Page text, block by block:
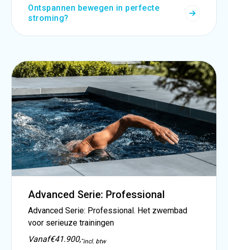
Ontspannen bewegen in perfecte
stroming?
Advanced Serie: Professional
Advanced Serie: Professional. Het zwembad
voor serieuze trainingen
Vanaf€41.900,-incl. btw